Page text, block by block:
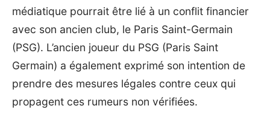
médiatique pourrait être lié à un conflit financier
avec son ancien club, le Paris Saint-Germain
(PSG). L’ancien joueur du PSG (Paris Saint
Germain) a également exprimé son intention de
prendre des mesures légales contre ceux qui
propagent ces rumeurs non vérifiées.